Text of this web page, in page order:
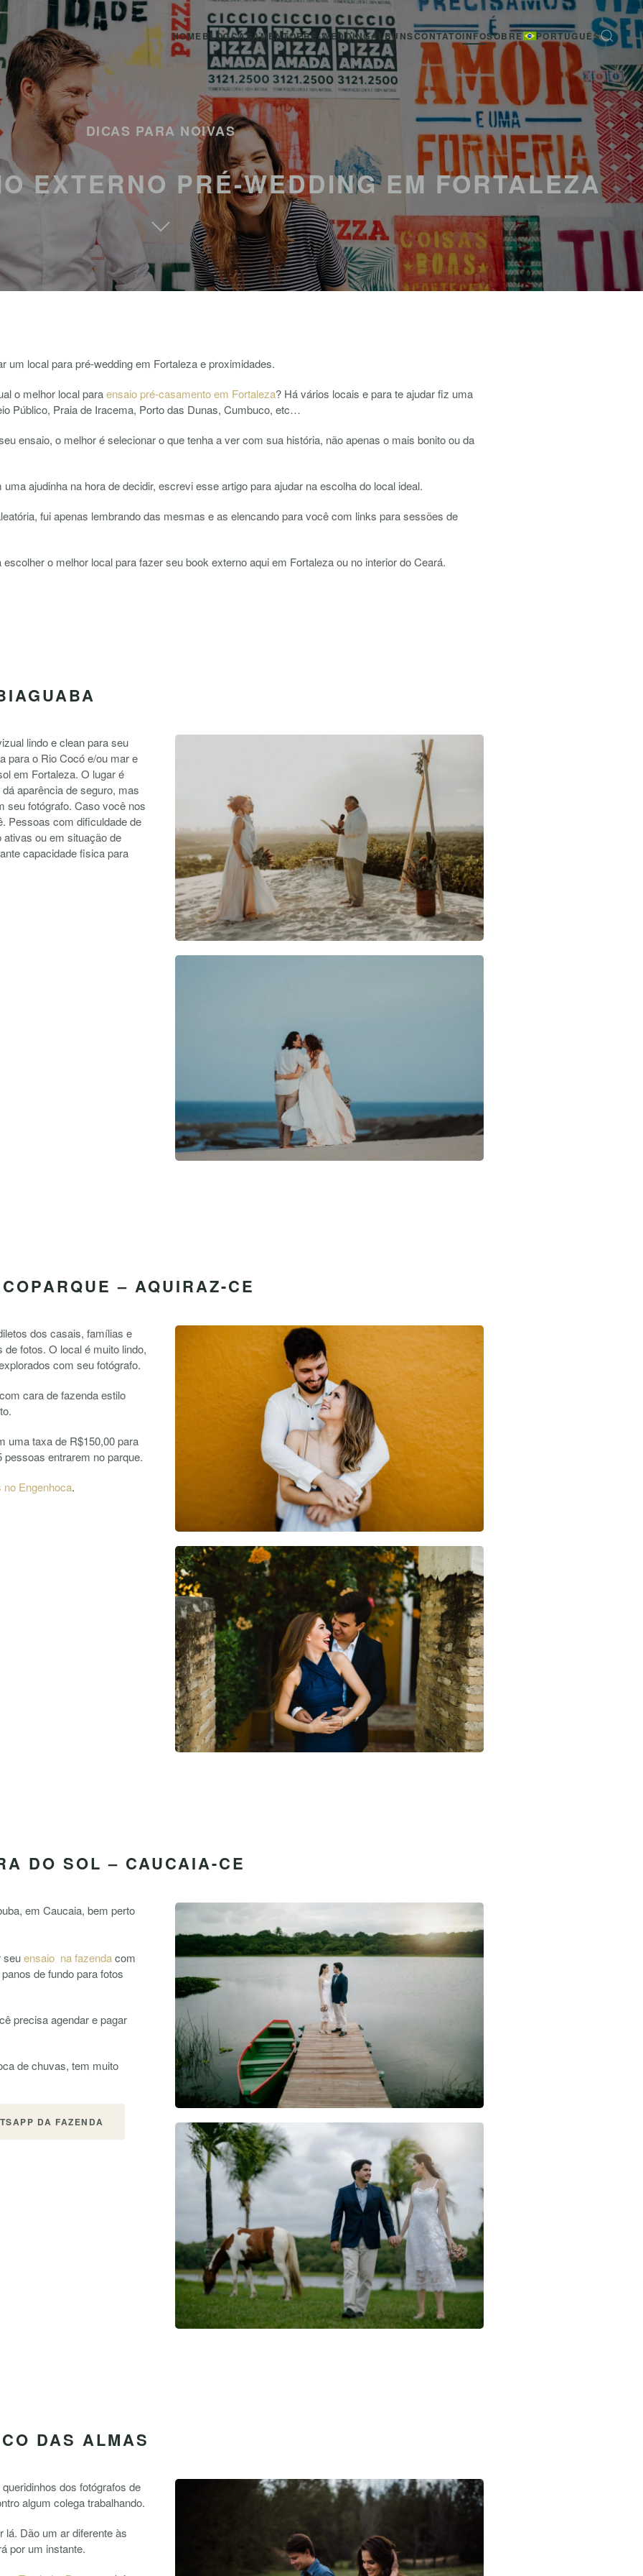
HOMEBLOGCASAMENTOPRÉ-WEDDINGÁLBUNSCONTATOINFOSOBRE PORTUGUÊS
DICAS PARA NOIVAS
EXTERNO PRÉ-WEDDING EM FORTALEZA
um local para pré-wedding em Fortaleza e proximidades.
o melhor local paraensaio pré-casamento em Fortaleza? Há vários locais e para te ajudar fiz uma
Público, Praia de Iracema, Porto das Dunas, Cumbuco, etc…
ensaio, o melhor é selecionar o que tenha a ver com sua história, não apenas o mais bonito ou da
ajudinha na hora de decidir, escrevi esse artigo para ajudar na escolha do local ideal.
fui apenas lembrando das mesmas e as elencando para você com links para sessões de
o melhor local para fazer seu book externo aqui em Fortaleza ou no interior do Ceará.
lindo e clean para seu
para o Rio Cocó e/ou mar e
em Fortaleza. O lugar é
aparência de seguro, mas
seu fotógrafo. Caso você nos
Pessoas com dificuldade de
ou em situação de
capacidade fisica para
– AQUIRAZ-CE
dos casais, famílias e
fotos. O local é muito lindo,
com seu fotógrafo.
cara de fazenda estilo
uma taxa de R$150,00 para
entrarem no parque.
Engenhoca.
DO SOL – CAUCAIA-CE
em Caucaia, bem perto
seuensaio na fazendacom
de fundo para fotos
precisa agendar e pagar
de chuvas, tem muito
DA FAZENDA
DAS ALMAS
dos fotógrafos de
algum colega trabalhando.
lá. Dão um ar diferente às
por um instante.